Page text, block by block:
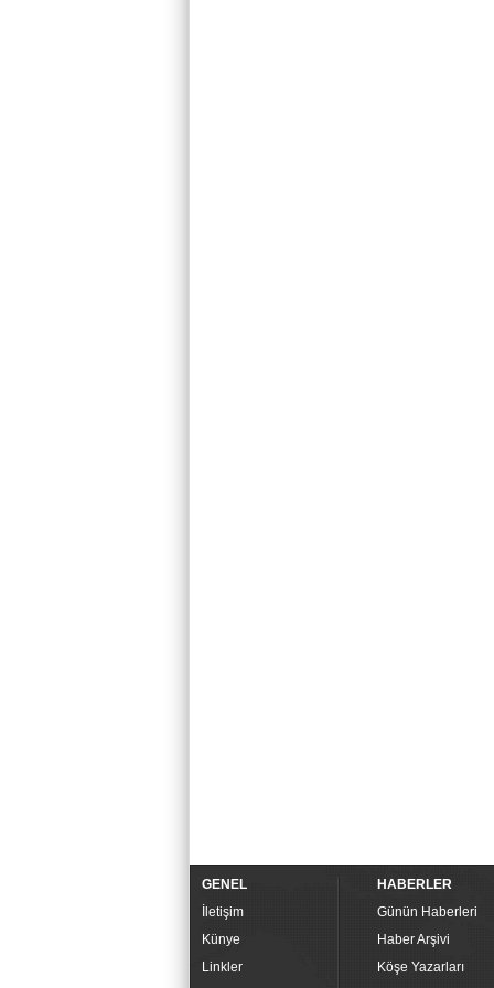
GENEL
İletişim
Künye
Linkler
HABERLER
Günün Haberleri
Haber Arşivi
Köşe Yazarları